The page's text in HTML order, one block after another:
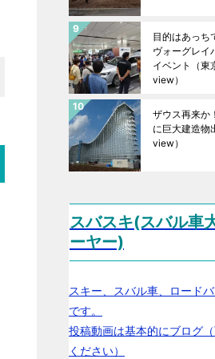
目的はあっ
ヴォーグレイ
イベント（東
view）
ザウス再来か
に巨大建造物
view）
スバスキ(スバル車
ーヤー)
スキー、スバル車、ロード
です。
投稿動画は基本的にブログ
ください）